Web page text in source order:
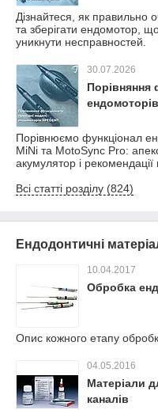
Дізнайтеся, як правильно
та зберігати ендомотор,
уникнути несправностей.
30.07.2026
Порівняння
Порівнюємо функціонал
MiNi та MotoSync Pro:
акумулятор і
Всі статті розділу (824)
Ендодонтичні
10.04.2017
Обробка
Опис кожного етапу
04.05.2016
Матеріали
каналів